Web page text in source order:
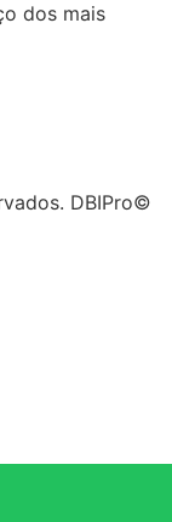
dos mais
DBIPro©